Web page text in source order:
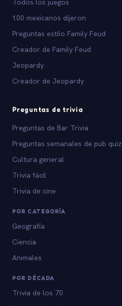
Todos los juegos
100 mexicanos dijeron
Preguntas estilo Family Feud
Creador de Family Feud
Jeopardy
Creador de Jeopardy
Preguntas de trivia
Preguntas de Bar Trivia
Preguntas semanales de pub quiz
Cultura general
Trivia fácil
Trivia de cine
POR CATEGORÍA
Geografía
Ciencia
Animales
POR DÉCADA
Trivia de los 70